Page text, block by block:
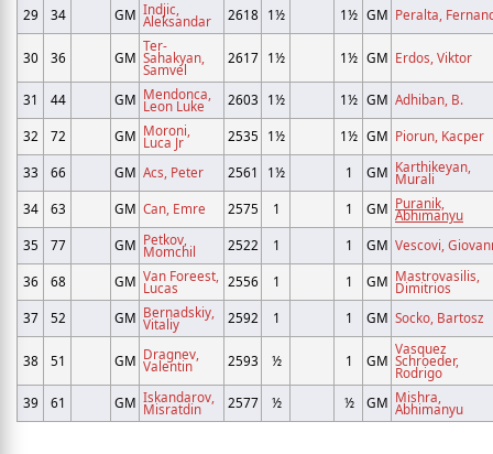
29
34 GM Indjic,
Aleksandar 2618 1½ 1½ GM Peralta,
30 36 GM
Ter-
Sahakyan,
Samvel
2617 1½ 1½ GM Erdos, Viktor
31 44 GM Mendonca,
Leon Luke 2603 1½ 1½ GM Adhiban, B.
32 72 GM Moroni,
Luca Jr 2535 1½ 1½ GM Piorun, Kacper
33 66 GM Acs, Peter 2561 1½ 1 GM Karthikeyan,
Murali
34
63 GM Can, Emre 2575 1 1 GM Puranik,
Abhimanyu
35
77 GM Petkov,
Momchil 2522 1 1 GM Vescovi,
36 68 GM Van Foreest,
Lucas 2556 1 1 GM Mastrovasilis,
Dimitrios
37
52 GM Bernadskiy,
Vitaliy 2592 1 1 GM Socko, Bartosz
38 51 GM Dragnev,
Valentin 2593 ½ 1 GM
Vasquez
Schroeder,
Rodrigo
39
61 GM Iskandarov,
Misratdin 2577 ½ ½ GM Mishra,
Abhimanyu